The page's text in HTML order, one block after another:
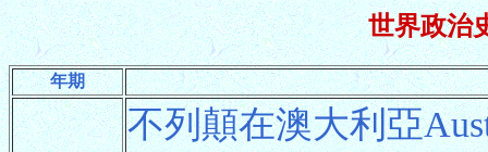
世界政治
年期
不列顛在澳大利亞